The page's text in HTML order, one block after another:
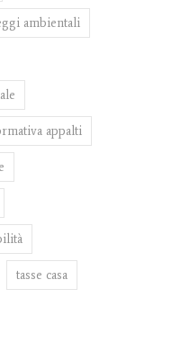
ambientali
appalti
tasse casa